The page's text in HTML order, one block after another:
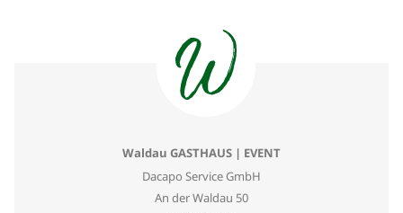
Waldau GASTHAUS | EVENT
Dacapo Service GmbH
An der Waldau 50